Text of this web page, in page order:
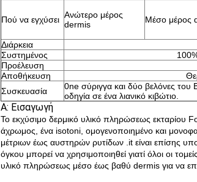
Πού να εγχύσει Ανώτερο μέρος
dermis
Μέσο μέρος
Διάρκεια
Συστημένος
Προέλευση
Αποθήκευση
Συσκευασία
0ne σύριγγα και δύο βελόνες
οδηγία σε ένα λιανικό κιβώτιο.
Α: Εισαγωγή
Το εκχύσιμο δερμικό υλικό πληρώσεως εκταρίου
άχρωμος, ένα isotoni, ομογενοποιημένο και
μέτριων έως αυστηρών ρυτίδων .it είναι επίσης
όγκου μπορεί να χρησιμοποιηθεί γιατί όλοι οι
υλικό πληρώσεως μέσο έως βαθύ dermis για να